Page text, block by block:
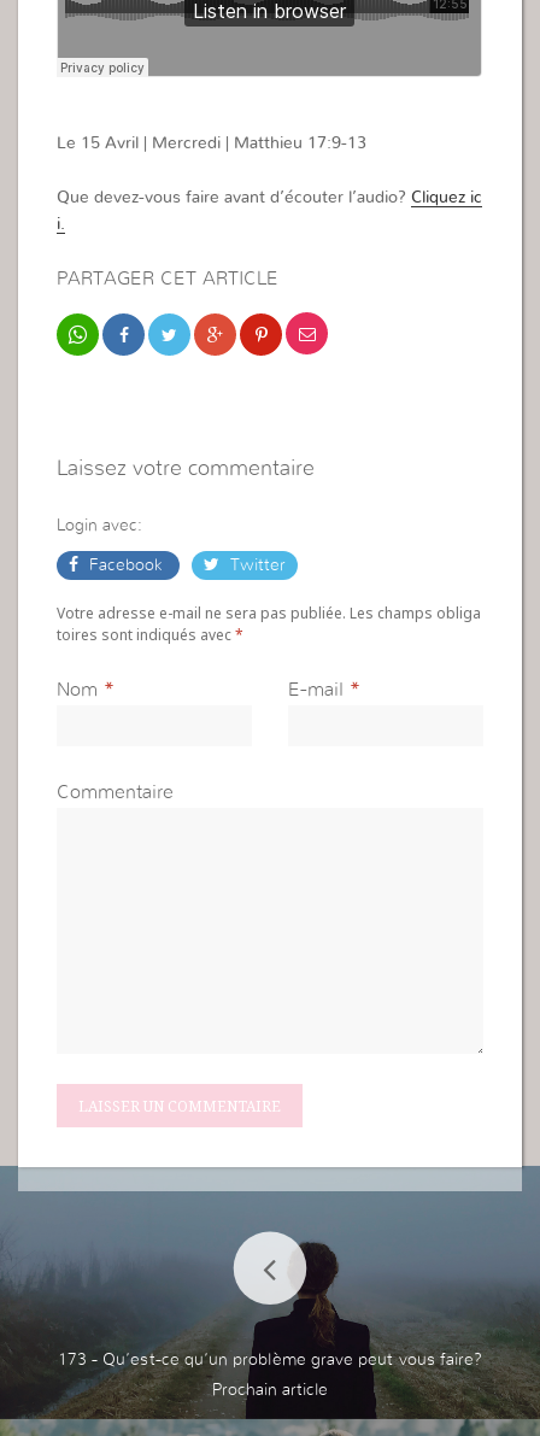
Le 15 Avril | Mercredi | Matthieu 17:9-13
Que devez-vous faire avant d’écouter l’audio?Cliquez ic
i.
PARTAGER CET ARTICLE
Laissez votre commentaire
Login avec:
Facebook Twitter
Votre adresse e-mail ne sera pas publiée. Les champs obliga
toires sont indiqués avec*
Nom * E-mail *
Commentaire
173 - Qu’est-ce qu’un problème grave peut vous faire?